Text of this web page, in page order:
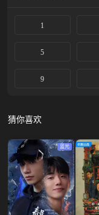
1
5
9
猜你喜欢
蓝光